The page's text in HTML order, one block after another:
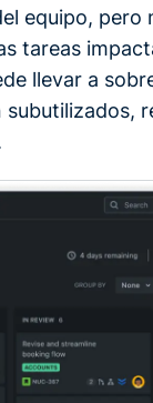
equipo, pero
tareas
llevar a